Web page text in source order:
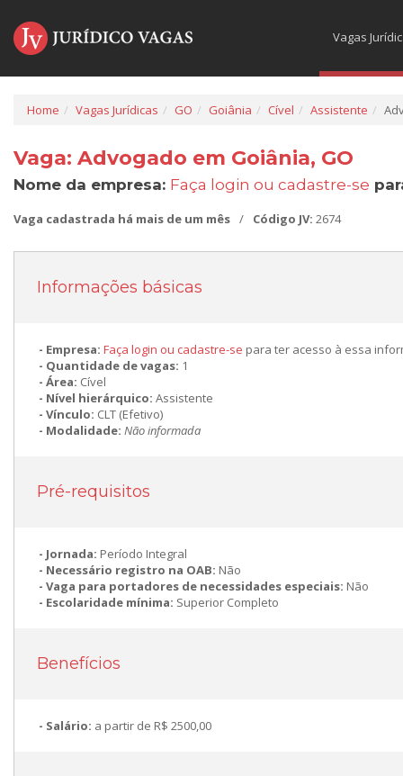
Vagas
Home Vagas Jurídicas GO Goiânia Cível Assistente
Vaga: Advogado em Goiânia, GO
Nome da empresa: Faça login ou cadastre-se
Vaga cadastrada há mais de um mês / Código JV: 2674
Informações básicas
Empresa: Faça login ou cadastre-se para ter acesso à essa
Quantidade de vagas: 1
Área: Cível
Nível hierárquico: Assistente
Vínculo: CLT (Efetivo)
Modalidade: Não informada
Pré-requisitos
Jornada: Período Integral
Necessário registro na OAB: Não
Vaga para portadores de necessidades especiais: Não
Escolaridade mínima: Superior Completo
Benefícios
Salário: a partir de R$ 2500,00